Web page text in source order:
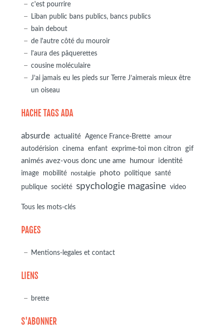
c'est pourrire
Liban public bans publics, bancs publics
bain debout
de l'autre côté du mouroir
l'aura des pâquerettes
cousine moléculaire
J’ai jamais eu les pieds sur Terre J’aimerais mieux être
un oiseau
HACHE TAGS ADA
absurde actualité Agence France-Brette amour
autodérision cinema enfant exprime-toi mon citron
gif
animés avez-vous donc une ame
humour identité
image mobilité nostalgie photo politique
santé
publique
société spychologie magasine video
Tous les mots-clés
PAGES
Mentions-legales et contact
LIENS
brette
S'ABONNER